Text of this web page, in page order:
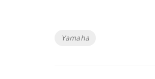
Etiketter
Yamaha